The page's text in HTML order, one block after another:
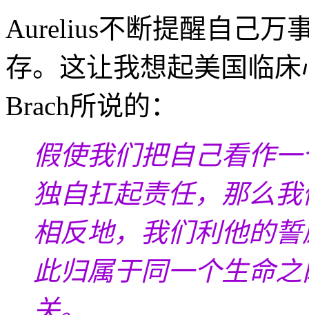
Aurelius不断提醒自己万
存。这让我想起美国临
Brach所说的：
假使我们把自己看作
独自扛起责任，那么
相反地，我们利他的
此归属于同一个生命